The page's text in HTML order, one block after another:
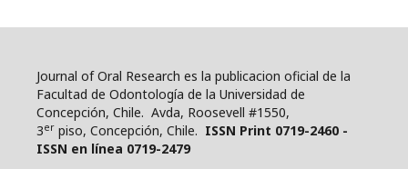
Journal of Oral Research es la publicacion oficial de la
Facultad de Odontología de la Universidad de
Concepción, Chile. Avda, Roosevell #1550,
3er piso, Concepción, Chile. ISSN Print 0719-2460 -
ISSN en línea 0719-2479